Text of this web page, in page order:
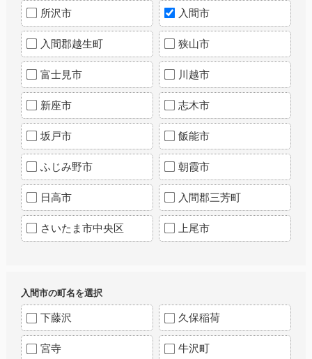
所沢市 入間市
入間郡越生町 狭山市
富士見市 川越市
新座市 志木市
坂戸市 飯能市
ふじみ野市 朝霞市
日高市 入間郡三芳町
さいたま市中央区 上尾市
入間市の町名を選択
下藤沢 久保稲荷
宮寺 牛沢町